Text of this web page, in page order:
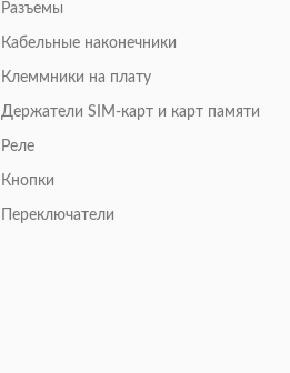
Разъемы
Кабельные наконечники
Клеммники на плату
Держатели SIM-карт и карт памяти
Реле
Кнопки
Переключатели